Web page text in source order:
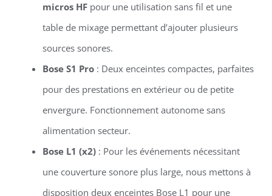
micros HFpour une utilisation sans fil et une
table de mixage permettant d’ajouter plusieurs
sources sonores.
Bose S1 Pro: Deux enceintes compactes, parfaites
pour des prestations en extérieur ou de petite
envergure. Fonctionnement autonome sans
alimentation secteur.
Bose L1 (x2): Pour les événements nécessitant
une couverture sonore plus large, nous mettons à
disposition deux enceintes Bose L1 pour une